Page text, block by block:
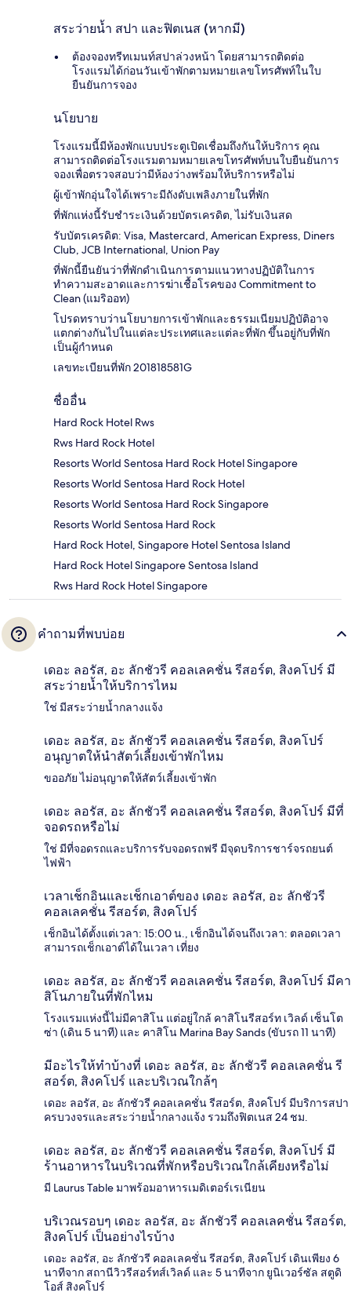
สระว่ายน้ำ สปา และฟิตเนส (หากมี)
ต้องจองทรีทเมนท์สปาล่วงหน้า โดยสามารถติดต่อ
โรงแรมได้ก่อนวันเข้าพักตามหมายเลขโทรศัพท์ในใบ
ยืนยันการจอง
นโยบาย
โรงแรมนี้มีห้องพักแบบประตูเปิดเชื่อมถึงกันให้บริการ คุณ
สามารถติดต่อโรงแรมตามหมายเลขโทรศัพท์บนใบยืนยันการ
จองเพื่อตรวจสอบว่ามีห้องว่างพร้อมให้บริการหรือไม่
ผู้เข้าพักอุ่นใจได้เพราะมีถังดับเพลิงภายในที่พัก
ที่พักแห่งนี้รับชำระเงินด้วยบัตรเครดิต, ไม่รับเงินสด
รับบัตรเครดิต: Visa, Mastercard, American Express, Diners
Club, JCB International, Union Pay
ที่พักนี้ยืนยันว่าที่พักดำเนินการตามแนวทางปฏิบัติในการ
ทำความสะอาดและการฆ่าเชื้อโรคของ Commitment to
Clean (แมริออท)
โปรดทราบว่านโยบายการเข้าพักและธรรมเนียมปฏิบัติอาจ
แตกต่างกันไปในแต่ละประเทศและแต่ละที่พัก ขึ้นอยู่กับที่พัก
เป็นผู้กำหนด
เลขทะเบียนที่พัก 201818581G
ชื่ออื่น
Hard Rock Hotel Rws
Rws Hard Rock Hotel
Resorts World Sentosa Hard Rock Hotel Singapore
Resorts World Sentosa Hard Rock Hotel
Resorts World Sentosa Hard Rock Singapore
Resorts World Sentosa Hard Rock
Hard Rock Hotel, Singapore Hotel Sentosa Island
Hard Rock Hotel Singapore Sentosa Island
Rws Hard Rock Hotel Singapore
คำถามที่พบบ่อย
เดอะ ลอรัส, อะ ลักชัวรี คอลเลคชั่น รีสอร์ต, สิงคโปร์ มี
สระว่ายน้ำให้บริการไหม
ใช่ มีสระว่ายน้ำกลางแจ้ง
เดอะ ลอรัส, อะ ลักชัวรี คอลเลคชั่น รีสอร์ต, สิงคโปร์
อนุญาตให้นำสัตว์เลี้ยงเข้าพักไหม
ขออภัย ไม่อนุญาตให้สัตว์เลี้ยงเข้าพัก
เดอะ ลอรัส, อะ ลักชัวรี คอลเลคชั่น รีสอร์ต, สิงคโปร์ มีที่
จอดรถหรือไม่
ใช่ มีที่จอดรถและบริการรับจอดรถฟรี มีจุดบริการชาร์จรถยนต์
ไฟฟ้า
เวลาเช็กอินและเช็กเอาต์ของ เดอะ ลอรัส, อะ ลักชัวรี
คอลเลคชั่น รีสอร์ต, สิงคโปร์
เช็กอินได้ตั้งแต่เวลา: 15:00 น., เช็กอินได้จนถึงเวลา: ตลอดเวลา
สามารถเช็กเอาต์ได้ในเวลา เที่ยง
เดอะ ลอรัส, อะ ลักชัวรี คอลเลคชั่น รีสอร์ต, สิงคโปร์ มีคา
สิโนภายในที่พักไหม
โรงแรมแห่งนี้ไม่มีคาสิโน แต่อยู่ใกล้ คาสิโนรีสอร์ท เวิลด์ เซ็นโต
ซ่า (เดิน 5 นาที) และ คาสิโน Marina Bay Sands (ขับรถ 11 นาที)
มีอะไรให้ทำบ้างที่ เดอะ ลอรัส, อะ ลักชัวรี คอลเลคชั่น รี
สอร์ต, สิงคโปร์ และบริเวณใกล้ๆ
เดอะ ลอรัส, อะ ลักชัวรี คอลเลคชั่น รีสอร์ต, สิงคโปร์ มีบริการสปา
ครบวงจรและสระว่ายน้ำกลางแจ้ง รวมถึงฟิตเนส 24 ชม.
เดอะ ลอรัส, อะ ลักชัวรี คอลเลคชั่น รีสอร์ต, สิงคโปร์ มี
ร้านอาหารในบริเวณที่พักหรือบริเวณใกล้เคียงหรือไม่
มี Laurus Table มาพร้อมอาหารเมดิเตอร์เรเนียน
บริเวณรอบๆ เดอะ ลอรัส, อะ ลักชัวรี คอลเลคชั่น รีสอร์ต,
สิงคโปร์ เป็นอย่างไรบ้าง
เดอะ ลอรัส, อะ ลักชัวรี คอลเลคชั่น รีสอร์ต, สิงคโปร์ เดินเพียง 6
นาทีจาก สถานีวิวรีสอร์ทส์เวิลด์ และ 5 นาทีจาก ยูนิเวอร์ซัล สตูดิ
โอส์ สิงคโปร์